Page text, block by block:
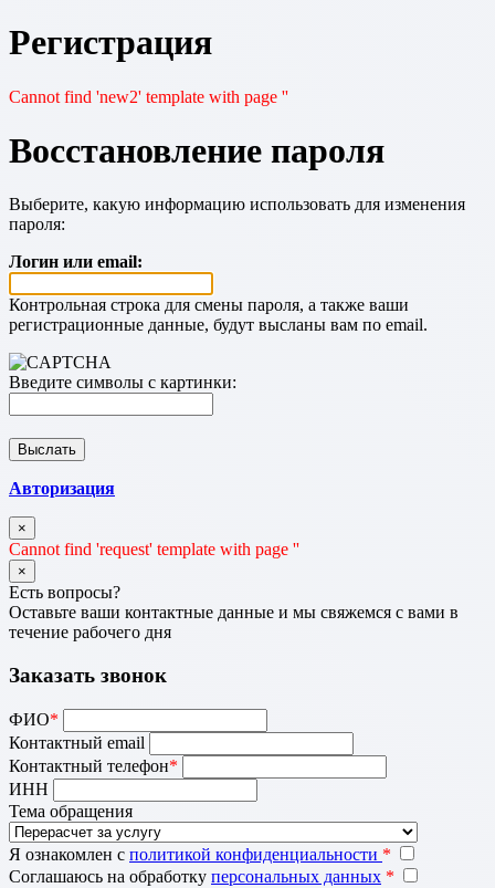
Регистрация
Cannot find 'new2' template with page ''
Восстановление пароля
Выберите, какую информацию использовать для изменения
пароля:
Логин или email:
Контрольная строка для смены пароля, а также ваши
регистрационные данные, будут высланы вам по email.
Введите символы с картинки:
Авторизация
×
Cannot find 'request' template with page ''
×
Есть вопросы?
Оставьте ваши контактные данные и мы свяжемся с вами в
течение рабочего дня
Заказать звонок
ФИО*
Контактный email
Контактный телефон*
ИНН
Тема обращения
Я ознакомлен с политикой конфиденциальности *
Соглашаюсь на обработку персональных данных *